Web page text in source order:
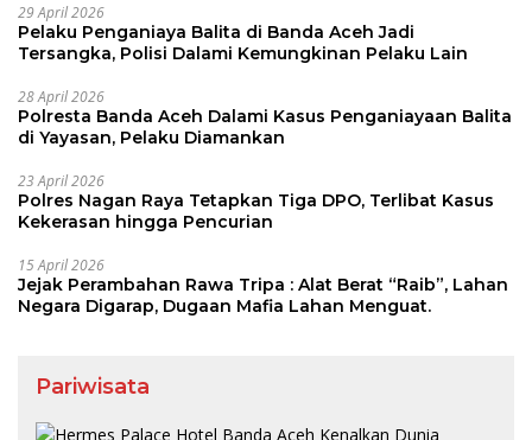
29 April 2026
Pelaku Penganiaya Balita di Banda Aceh Jadi
Tersangka, Polisi Dalami Kemungkinan Pelaku Lain
28 April 2026
Polresta Banda Aceh Dalami Kasus Penganiayaan Balita
di Yayasan, Pelaku Diamankan
23 April 2026
Polres Nagan Raya Tetapkan Tiga DPO, Terlibat Kasus
Kekerasan hingga Pencurian
15 April 2026
Jejak Perambahan Rawa Tripa : Alat Berat “Raib”, Lahan
Negara Digarap, Dugaan Mafia Lahan Menguat.
Pariwisata